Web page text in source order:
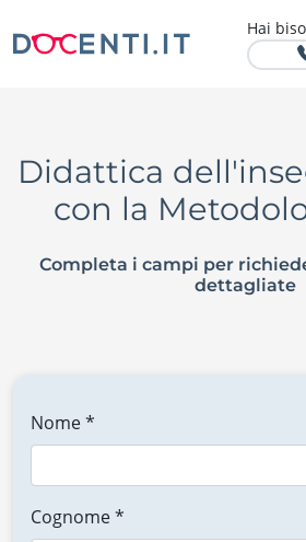
Hai
Didattica
con la
Completa i campi per
dettagliate
Nome *
Cognome *